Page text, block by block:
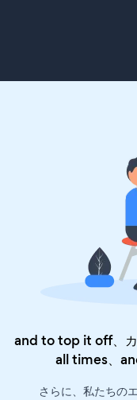
and to top it off、カ
all times、
さらに、私たちの